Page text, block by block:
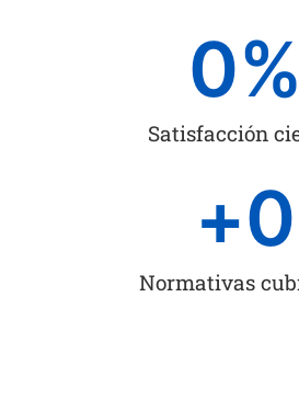
Satisfacción
0%
Normativas
+0